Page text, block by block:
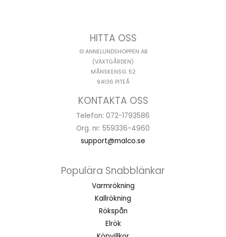
HITTA OSS
© ANNELUNDSHOPPEN AB
(VÄXTGÅRDEN)
MÅNSKENSG. 52
94136 PITEÅ
KONTAKTA OSS
Telefon: 072-1793586
Org. nr: 559336-4960
support@malco.se
Populära Snabblänkar
Varmrökning
Kallrökning
Rökspån
Elrök